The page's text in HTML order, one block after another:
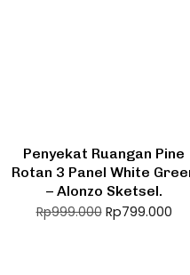
Penyekat Ruangan Pine
Rotan 3 Panel White
– Alonzo Sketsel.
Rp999.000 Rp799.000